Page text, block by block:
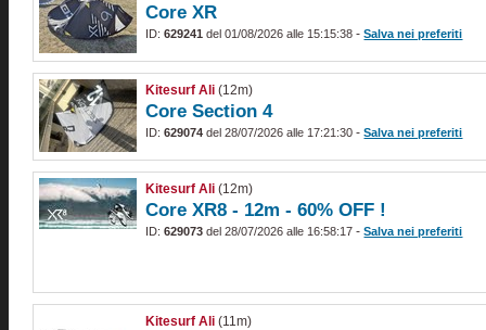
Core XR
ID:629241 del 01/08/2026 alle 15:15:38 -Salva nei preferiti
Kitesurf Ali (12m)
Core Section 4
ID:629074 del 28/07/2026 alle 17:21:30 -Salva nei preferiti
Kitesurf Ali (12m)
Core XR8 - 12m - 60% OFF !
ID:629073 del 28/07/2026 alle 16:58:17 -Salva nei preferiti
Kitesurf Ali (11m)